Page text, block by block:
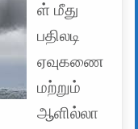
ள் மீது
பதிலடி
ஏவுகணை
மற்றும்
ஆளில்லா